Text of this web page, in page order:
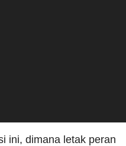
ini, dimana letak peran